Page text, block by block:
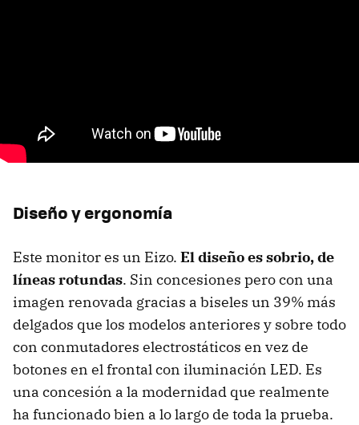
Diseño y ergonomía
Este monitor es un Eizo. El diseño es sobrio, de
líneas rotundas. Sin concesiones pero con una
imagen renovada gracias a biseles un 39% más
delgados que los modelos anteriores y sobre todo
con conmutadores electrostáticos en vez de
botones en el frontal con iluminación LED. Es
una concesión a la modernidad que realmente
ha funcionado bien a lo largo de toda la prueba.